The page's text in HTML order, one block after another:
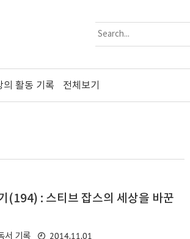
의 활동 기록 전체보기
(194) : 스티브 잡스의 세상을 바꾼
서 기록 2014.11.01